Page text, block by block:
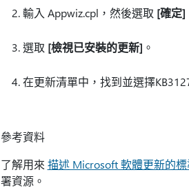
輸入 Appwiz.cpl，然後選取 [確定]
選取 [檢視已安裝的更新] 。
在更新清單中，找到並選擇
參考資料
了解用來 描述 Microsoft 軟體更新的
署資源。